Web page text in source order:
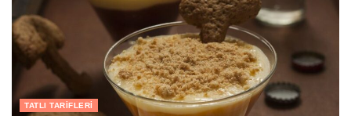
TATLI TARIFLERI